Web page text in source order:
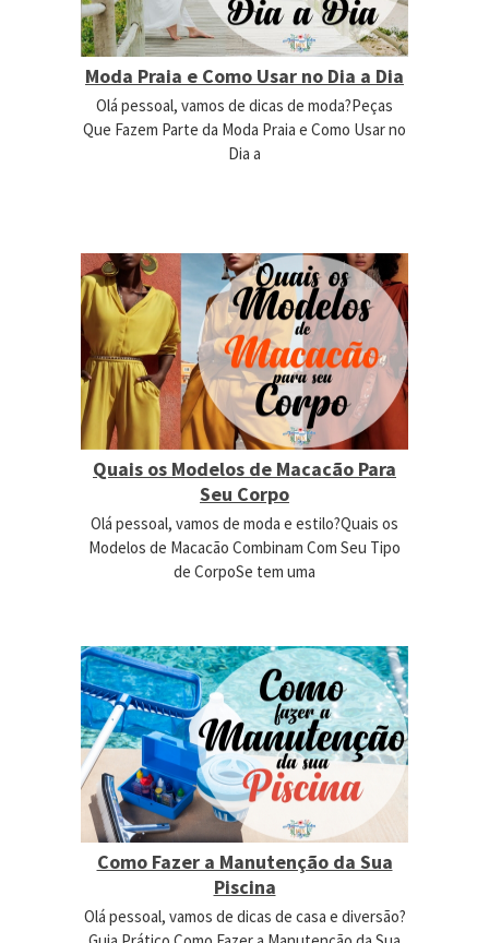
Moda Praia e Como Usar no Dia a Dia
Olá pessoal, vamos de dicas de moda?Peças
Que Fazem Parte da Moda Praia e Como Usar no
Dia a
Quais os Modelos de Macacão Para
Seu Corpo
Olá pessoal, vamos de moda e estilo?Quais os
Modelos de Macacão Combinam Com Seu Tipo
de CorpoSe tem uma
Como Fazer a Manutenção da Sua
Piscina
Olá pessoal, vamos de dicas de casa e diversão?